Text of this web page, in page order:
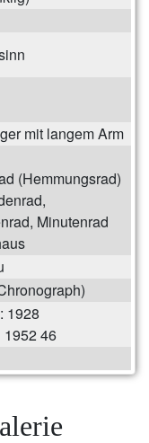
mit langem Arm
(Hemmungsrad)
Minutenrad
1928
1952 46